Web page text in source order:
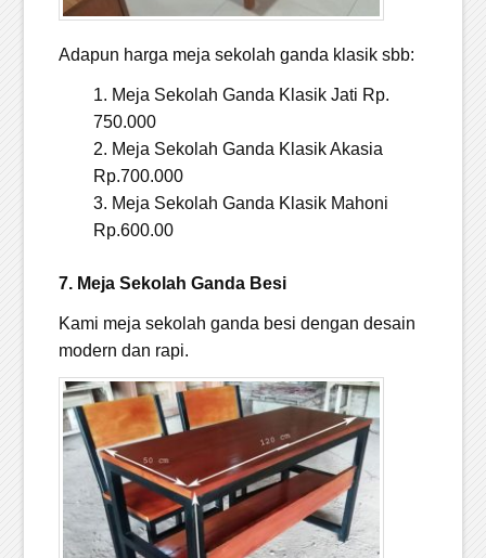
Adapun harga meja sekolah ganda klasik sbb:
Meja Sekolah Ganda Klasik Jati Rp.
750.000
Meja Sekolah Ganda Klasik Akasia
Rp.700.000
Meja Sekolah Ganda Klasik Mahoni
Rp.600.00
7. Meja Sekolah Ganda Besi
Kami meja sekolah ganda besi dengan desain
modern dan rapi.